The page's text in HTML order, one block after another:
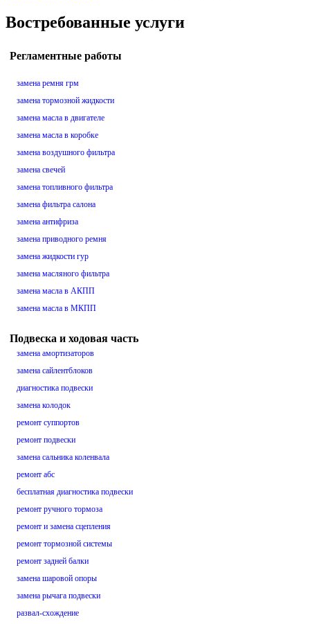
Востребованные услуги
Регламентные работы
замена ремня грм
замена тормозной жидкости
замена масла в двигателе
замена масла в коробке
замена воздушного фильтра
замена свечей
замена топливного фильтра
замена фильтра салона
замена антифриза
замена приводного ремня
замена жидкости гур
замена масляного фильтра
замена масла в АКПП
замена масла в МКПП
Подвеска и ходовая часть
замена амортизаторов
замена сайлентблоков
диагностика подвески
замена колодок
ремонт суппортов
ремонт подвески
замена сальника коленвала
ремонт абс
бесплатная диагностика подвески
ремонт ручного тормоза
ремонт и замена сцепления
ремонт тормозной системы
ремонт задней балки
замена шаровой опоры
замена рычага подвески
развал-схождение